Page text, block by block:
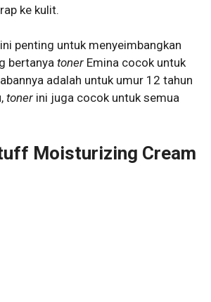
ke kulit.
ini penting untuk menyeimbangkan
bertanya toner Emina cocok untuk
adalah untuk umur 12 tahun
toner ini juga cocok untuk semua
Moisturizing Cream